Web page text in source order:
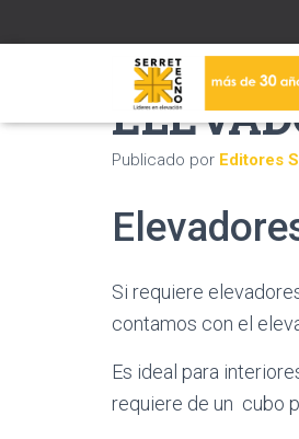
Publicado por Editores
Si requiere
contamos con el
Es ideal para
requiere de un cubo